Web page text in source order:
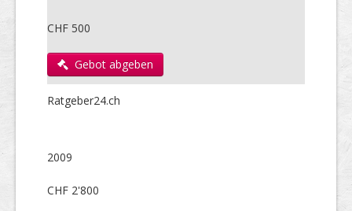
CHF 500
Gebot abgeben
Ratgeber24.ch
2009
CHF 2'800